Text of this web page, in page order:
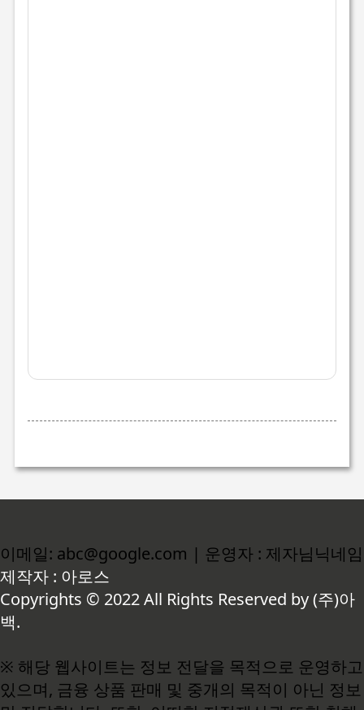
이메일: abc@google.com | 운영자 : 제자님닉네임
제작자 : 아로스
Copyrights © 2022 All Rights Reserved by (주)아
백.
※ 해당 웹사이트는 정보 전달을 목적으로 운영하고
있으며, 금융 상품 판매 및 중개의 목적이 아닌 정보